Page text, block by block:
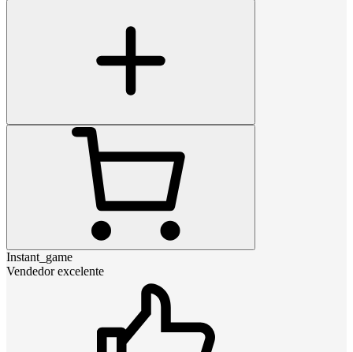
Instant_game
Vendedor excelente